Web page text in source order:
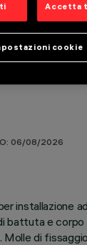
06/08/2026
installazione
battuta e corpo
Molle di
Accetta
cookie